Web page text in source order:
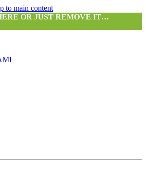
to main content
OR JUST REMOVE IT…